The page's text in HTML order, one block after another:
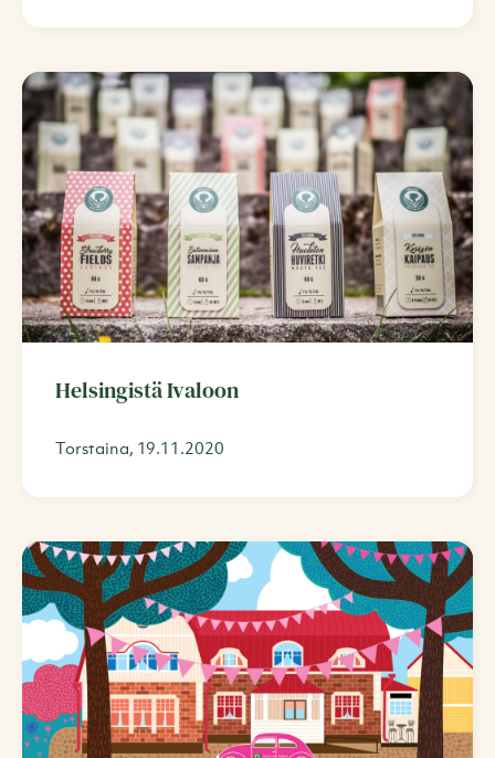
Helsingistä Ivaloon
Torstaina, 19.11.2020